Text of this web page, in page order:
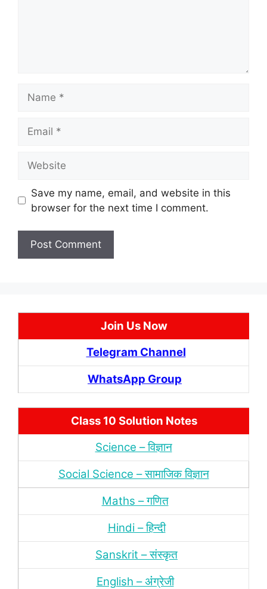
Save my name, email, and website in this
browser for the next time I comment.
Join Us Now
Telegram Channel
WhatsApp Group
Class 10 Solution Notes
Science – विज्ञान
Social Science – सामाजिक विज्ञान
Maths – गणित
Hindi – हिन्‍दी
Sanskrit – संस्‍कृत
English – अंंग्रेजी